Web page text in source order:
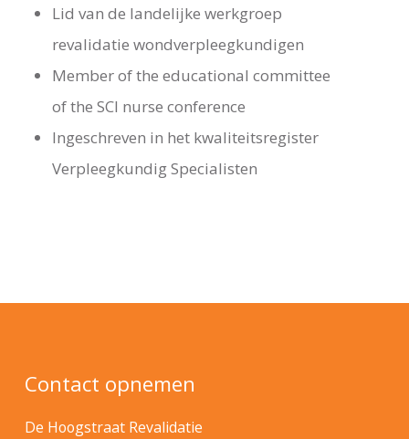
Lid van de landelijke werkgroep
revalidatie wondverpleegkundigen
Member of the educational committee
of the SCI nurse conference
Ingeschreven in het kwaliteitsregister
Verpleegkundig Specialisten
Contact opnemen
De Hoogstraat Revalidatie